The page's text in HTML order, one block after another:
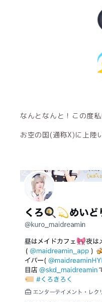
なんとなんと！この度私
お空の国(通称X)に上陸